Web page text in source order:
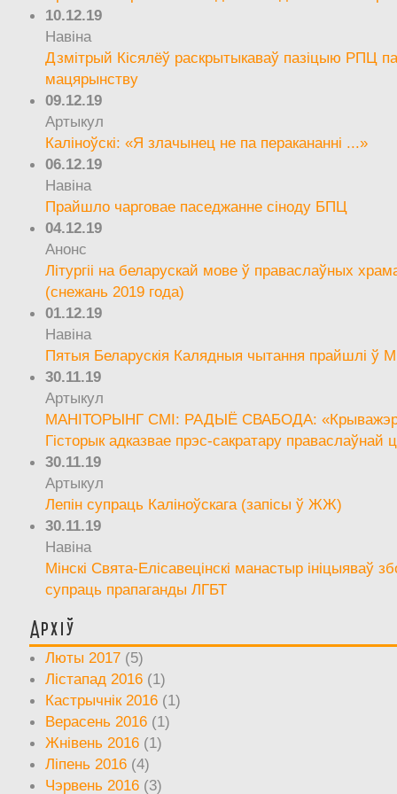
10.12.19
Навіна
Дзмітрый Кісялёў раскрытыкаваў пазіцыю РПЦ
мацярынству
09.12.19
Артыкул
Каліноўскі: «Я злачынец не па перакананні ...»
06.12.19
Навіна
Прайшло чарговае паседжанне сіноду БПЦ
04.12.19
Анонс
Літургіі на беларускай мове ў праваслаўных
(снежань 2019 года)
01.12.19
Навіна
Пятыя Беларускія Калядныя чытання прайшлі ў
30.11.19
Артыкул
МАНІТОРЫНГ СМІ: РАДЫЁ СВАБОДА:
Гісторык адказвае прэс-сакратару праваслаўнай
30.11.19
Артыкул
Лепін супраць Каліноўскага (запісы ў ЖЖ)
30.11.19
Навіна
Мінскі Свята-Елісавецінскі манастыр ініцыяваў
супраць прапаганды ЛГБТ
Архіў
Люты 2017 (5)
Лістапад 2016 (1)
Кастрычнік 2016 (1)
Верасень 2016 (1)
Жнівень 2016 (1)
Ліпень 2016 (4)
Чэрвень 2016 (3)